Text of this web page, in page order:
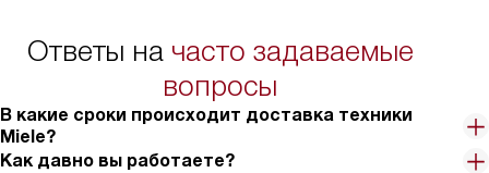
Ответы на часто задаваемые
вопросы
В какие сроки происходит доставка техники
Miele?
Как давно вы работаете?